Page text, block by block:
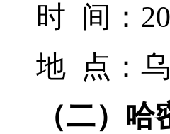
时 间：
地 点：
（二） 哈